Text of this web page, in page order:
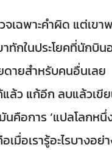
พาะคำผิด แต่เขา
ทักในประโยคที่นัก
ดายสำหรับคนอื่นเลย
ว แก้อีก ลบแล้วเขี
นคือการ ‘แปลโลกหนึ่
อเรารู้อะไรบางอย่